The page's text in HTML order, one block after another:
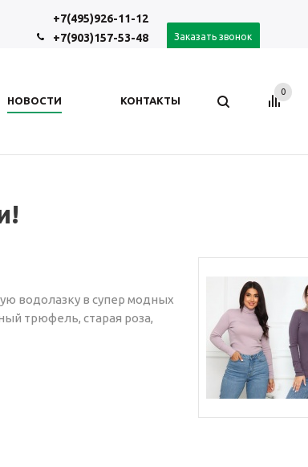
+7(495)926-11-12
+7(903)157-53-48
Заказать звонок
НОВОСТИ КОНТАКТЫ
0
водолазку в супер модных
трюфель, старая роза,